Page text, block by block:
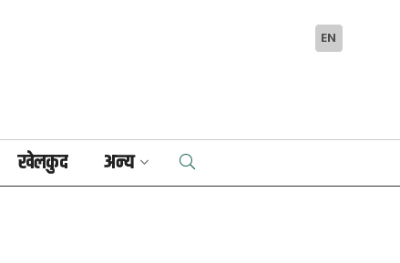
EN
खेलकुद अन्य